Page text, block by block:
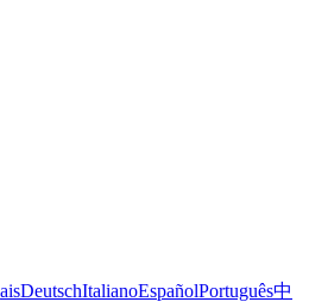
DeutschItalianoEspañolPortuguês中